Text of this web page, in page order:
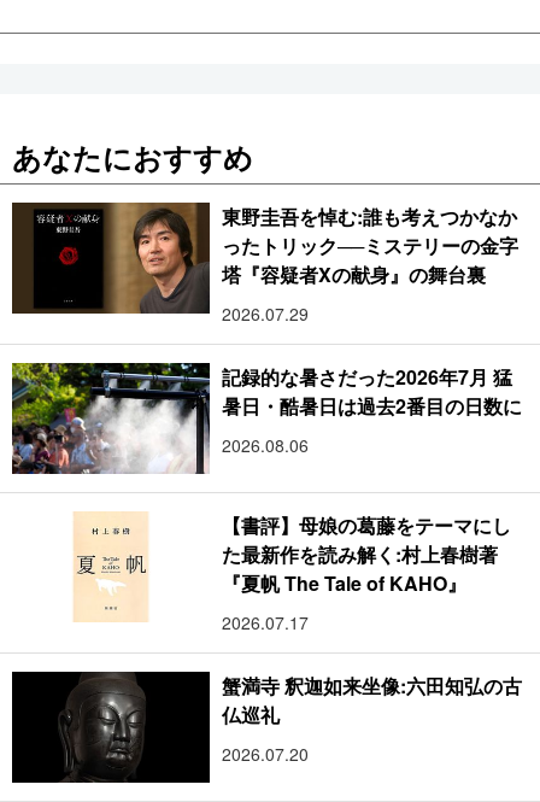
あなたにおすすめ
東野圭吾を悼む:誰も考えつかなか
ったトリック──ミステリーの金字
塔『容疑者Xの献身』の舞台裏
2026.07.29
記録的な暑さだった2026年7月 猛
暑日・酷暑日は過去2番目の日数に
2026.08.06
【書評】母娘の葛藤をテーマにし
た最新作を読み解く:村上春樹著
『夏帆 The Tale of KAHO』
2026.07.17
蟹満寺 釈迦如来坐像:六田知弘の古
仏巡礼
2026.07.20